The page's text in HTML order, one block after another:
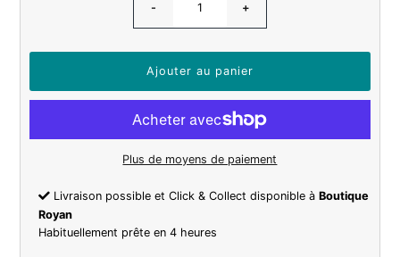
- +
Plus de moyens de paiement
Livraison possible et Click & Collect disponible àBoutique
Royan
Habituellement prête en 4 heures